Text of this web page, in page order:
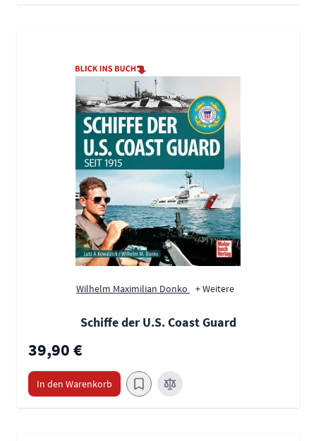
Wilhelm Maximilian Donko + Weitere
Schiffe der U.S. Coast Guard
39,90 €
In den Warenkorb